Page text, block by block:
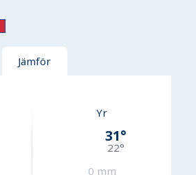
Jämför
Yr
31°
22°
0 mm